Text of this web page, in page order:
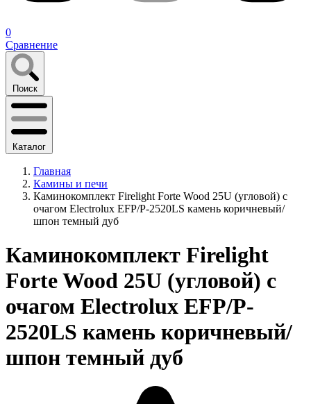
0
Сравнение
Поиск
Каталог
Главная
Камины и печи
Каминокомплект Firelight Forte Wood 25U (угловой) с
очагом Electrolux EFP/P-2520LS камень коричневый/
шпон темный дуб
Каминокомплект Firelight
Forte Wood 25U (угловой) с
очагом Electrolux EFP/P-
2520LS камень коричневый/
шпон темный дуб